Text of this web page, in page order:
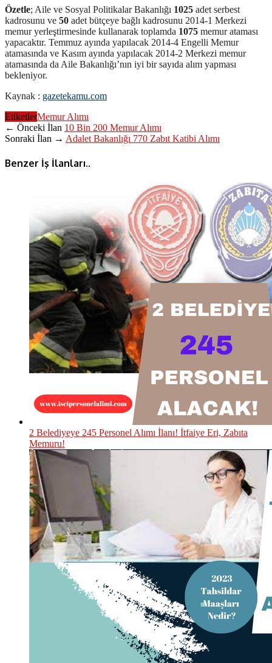
Özetle; Aile ve Sosyal Politikalar Bakanlığı 1025 adet serbest
kadrosunu ve 50 adet bütçeye bağlı kadrosunu 2014-1 Merkezi
memur yerleştirmesinde kullanarak toplamda 1075 memur ataması
yapacaktır. Temmuz ayında yapılacak 2014-4 Engelli Memur
atamasında ve Kasım ayında yapılacak 2014-2 Merkezi memur
atamasında da Aile Bakanlığı’nın iyi bir sayıda alım yapması
bekleniyor.
Kaynak : gazetekamu.com
EtiketlerMemur Alımı
← Önceki İlan 10 Bin 200 Memur Alımı
Sonraki İlan → Adalet Bakanlığı 770 Zabıt Katibi Alımı
Benzer İş İlanları..
2 Belediyeye 245 Personel Alımı İlanı! İtfaiye Eri, Zabıta
Memuru!